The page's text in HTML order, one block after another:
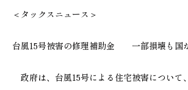
＜タックスニュース＞
台風15号被害の修理補助金 一部損壊も国
政府は、台風15号による住宅被害について